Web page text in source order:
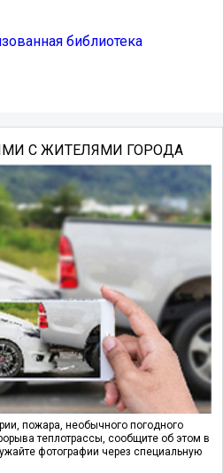
библиотека
С ЖИТЕЛЯМИ ГОРОДА
пожара, необычного погодного
теплотрассы, сообщите об этом в
фотографии через специальную